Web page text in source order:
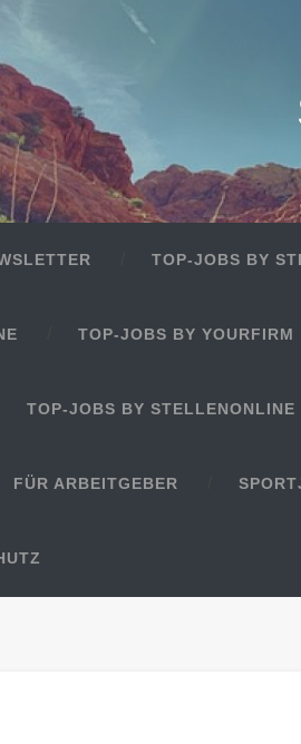
TOP-JOBS BY
TOP-JOBS BY YOURFIRM
TOP-JOBS BY STELLENONLINE
FÜR ARBEITGEBER